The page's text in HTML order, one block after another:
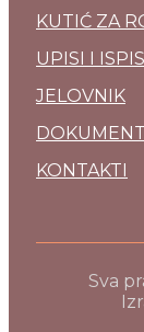
KUTIĆ ZA
UPISI I
JELOVNIK
KONTAKTI
Sva